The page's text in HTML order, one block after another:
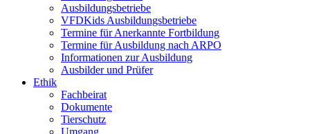
Ausbildungsbetriebe
VFDKids Ausbildungsbetriebe
Termine für Anerkannte Fortbildung
Termine für Ausbildung nach ARPO
Informationen zur Ausbildung
Ausbilder und Prüfer
Ethik
Fachbeirat
Dokumente
Tierschutz
Umgang